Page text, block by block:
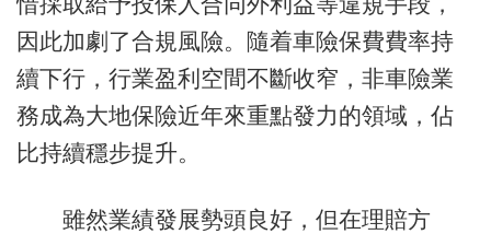
因此加劇了合規風險。隨着車險保費費率持
續下行，行業盈利空間不斷收窄，非車險業
務成為大地保險近年來重點發力的領域，佔
比持續穩步提升。
雖然業績發展勢頭良好，但在理賠方